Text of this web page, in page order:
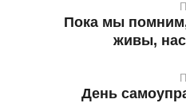
Пока мы
живы,
День